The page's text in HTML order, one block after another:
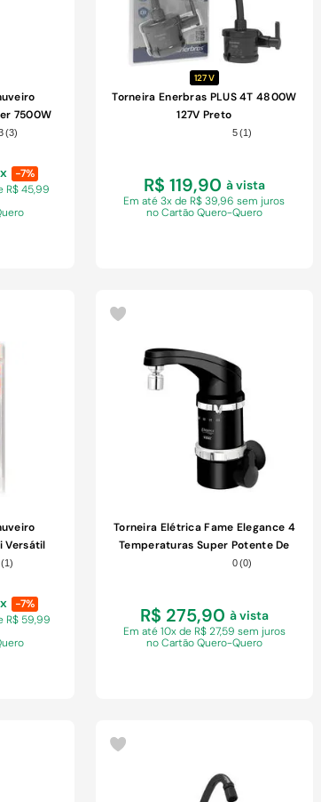
7500W
(3)
-7%
R$ 45,99
127 V
Torneira Enerbras PLUS 4T 4800W
127V Preto
5(1)
R$ 119,90 à vista
Ematé 3x de R$ 39,96 sem juros
no Cartão Quero-Quero
COMPRAR
Versátil
(1)
-7%
R$ 59,99
Torneira Elétrica Fame Elegance 4
Temperaturas Super Potente De
Parede Preta 220v
0(0)
R$ 275,90 à vista
Em até 10x de R$ 27,59 sem juros
no Cartão Quero-Quero
COMPRAR